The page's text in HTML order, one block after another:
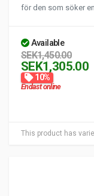
This product has
för den som söker
Available
SEK1,450.00
SEK1,305.00
10%
Endast online